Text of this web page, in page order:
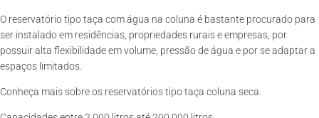
O reservatório tipo taça com água na coluna é bastante procurado para
ser instalado em residências, propriedades rurais e empresas, por
possuir alta flexibilidade em volume, pressão de água e por se adaptar a
espaços limitados.
Conheça mais sobre os reservatórios tipo taça coluna seca.